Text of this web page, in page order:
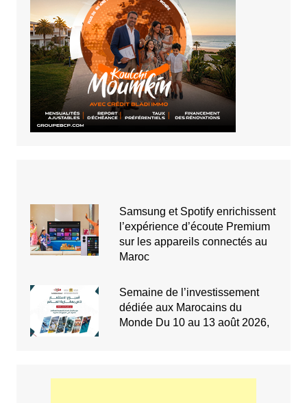
Samsung et Spotify enrichissent
l’expérience d’écoute Premium
sur les appareils connectés au
Maroc
Semaine de l’investissement
dédiée aux Marocains du
Monde Du 10 au 13 août 2026,